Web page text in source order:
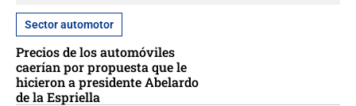
Sector automotor
Precios de los automóviles
caerían por propuesta que le
hicieron a presidente Abelardo
de la Espriella